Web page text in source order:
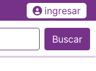
ingresar
Buscar